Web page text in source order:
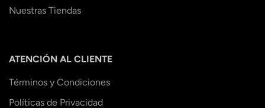
Nuestras Tiendas
ATENCIÓN AL CLIENTE
Términos y Condiciones
Políticas de Privacidad